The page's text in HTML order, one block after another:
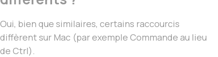
Oui, bien que similaires, certains raccourcis
diffèrent sur Mac (par exemple Commande au lieu
de Ctrl).